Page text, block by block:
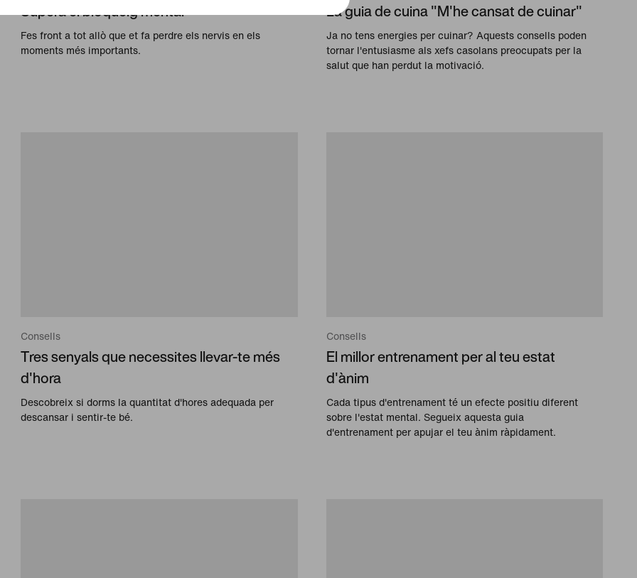
Supera el bloqueig mental
Fes front a tot allò que et fa perdre els nervis en els
moments més importants.
La guia de cuina "M'he cansat de cuinar"
Ja no tens energies per cuinar? Aquests consells poden
tornar l'entusiasme als xefs casolans preocupats per la
salut que han perdut la motivació.
Consells
Tres senyals que necessites llevar-te més
d'hora
Descobreix si dorms la quantitat d'hores adequada per
descansar i sentir-te bé.
Consells
El millor entrenament per al teu estat
d'ànim
Cada tipus d'entrenament té un efecte positiu diferent
sobre l'estat mental. Segueix aquesta guia
d'entrenament per apujar el teu ànim ràpidament.